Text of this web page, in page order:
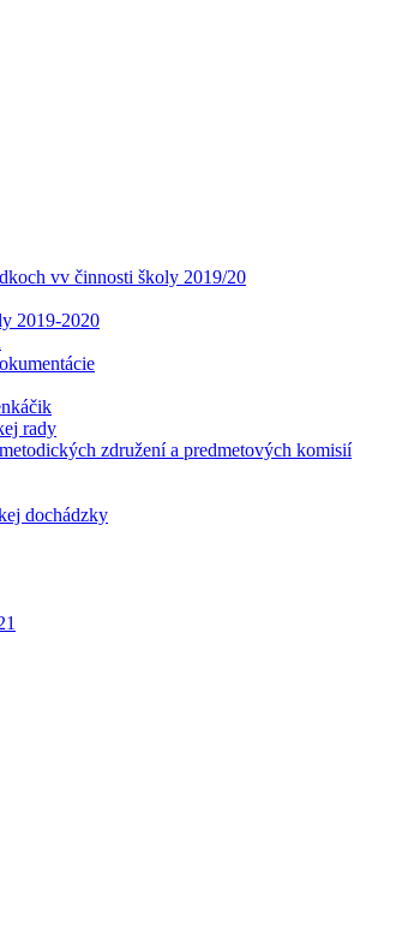
vv činnosti školy 2019/20
2019-2020
rady
združení a predmetových komisií
dochádzky